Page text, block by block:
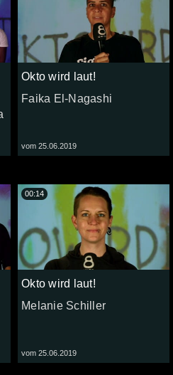
Okto wird laut!
Faika El-Nagashi
vom 25.06.2019
Okto wird laut!
Melanie Schiller
vom 25.06.2019
00:14